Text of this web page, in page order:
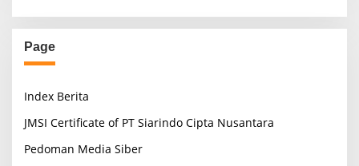
Page
Index Berita
JMSI Certificate of PT Siarindo Cipta Nusantara
Pedoman Media Siber